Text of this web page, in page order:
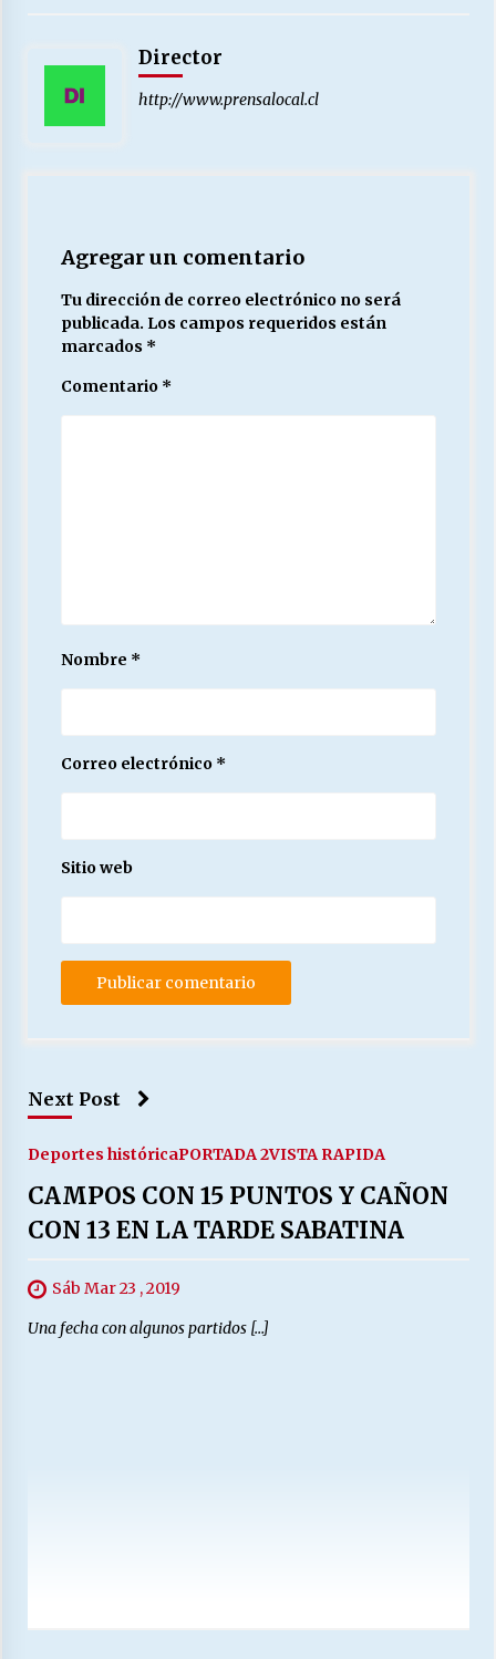
Chile y sus segmentos de la riqueza
06/04/2026
Director
http://www.prensalocal.cl
Agregar un comentario
Tu dirección de correo electrónico no será
publicada. Los campos requeridos están
marcados *
Comentario *
Nombre *
Correo electrónico *
Sitio web
Next Post
Deportes históricaPORTADA 2VISTA RAPIDA
CAMPOS CON 15 PUNTOS Y CAÑON
CON 13 EN LA TARDE SABATINA
Sáb Mar 23 , 2019
Una fecha con algunos partidos […]